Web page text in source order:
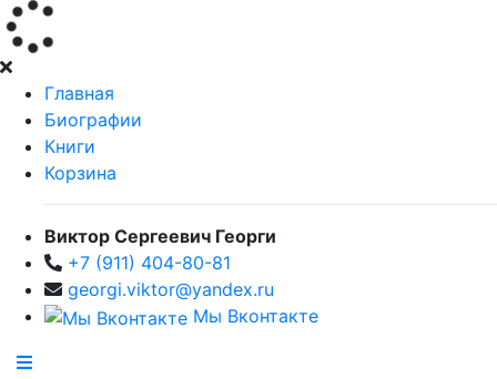
Главная
Биографии
Книги
Корзина
Виктор Сергеевич Георги
+7 (911) 404-80-81
georgi.viktor@yandex.ru
Мы Вконтакте